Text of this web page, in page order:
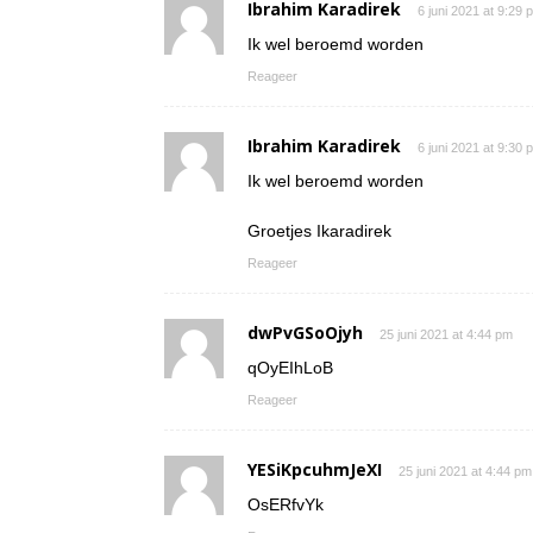
Ibrahim Karadirek 6 juni 2021 at 9:29
Ik wel beroemd worden
Reageer
Ibrahim Karadirek 6 juni 2021 at 9:30
Ik wel beroemd worden
Groetjes Ikaradirek
Reageer
dwPvGSoOjyh 25 juni 2021 at 4:44 pm
qOyEIhLoB
Reageer
YESiKpcuhmJeXI 25 juni 2021 at 4:44 pm
OsERfvYk